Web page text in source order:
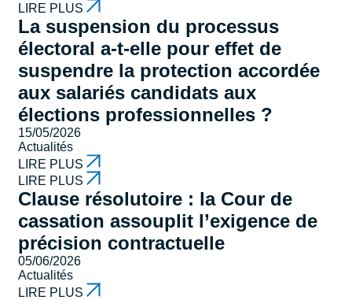
LIRE PLUS
La suspension du processus
électoral a-t-elle pour effet de
suspendre la protection accordée
aux salariés candidats aux
élections professionnelles ?
15/05/2026
Actualités
LIRE PLUS
LIRE PLUS
Clause résolutoire : la Cour de
cassation assouplit l’exigence de
précision contractuelle
05/06/2026
Actualités
LIRE PLUS